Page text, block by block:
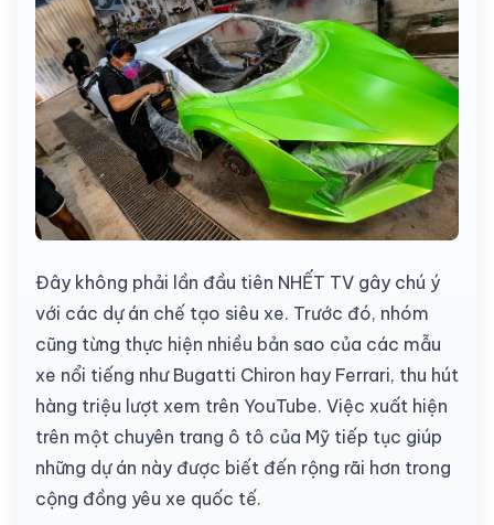
Đây không phải lần đầu tiên NHẾT TV gây chú ý
với các dự án chế tạo siêu xe. Trước đó, nhóm
cũng từng thực hiện nhiều bản sao của các mẫu
xe nổi tiếng như Bugatti Chiron hay Ferrari, thu hút
hàng triệu lượt xem trên YouTube. Việc xuất hiện
trên một chuyên trang ô tô của Mỹ tiếp tục giúp
những dự án này được biết đến rộng rãi hơn trong
cộng đồng yêu xe quốc tế.